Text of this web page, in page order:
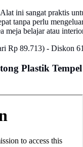
Alat ini sangat praktis
tanpa perlu
meja belajar atau
Rp 89.713) - Diskon
Plastik